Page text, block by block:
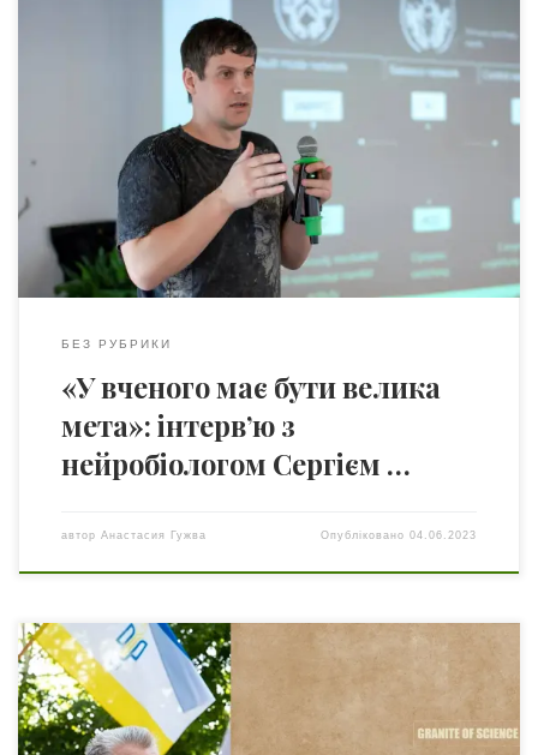
Вашій увазі інтерв’ю із українським вченим –
нейробіологом Сергієм Даніловим. Науковець розповів
про своє бачення науки, про те, хто такий справжній
вчений,а також поділився результатами своїх останніх
розробок – платформи для діагностики психічного
стану людини Anima. Статтю можна також прочитати
російською Сергій Данилов – нейробіолог, кандидат
біологічних наук, співзасновник та […]
БЕЗ РУБРИКИ
«У вченого має бути велика
мета»: інтерв’ю з
нейробіологом Сергієм …
автор Анастасия Гужва Опубліковано04.06.2023
Олексій Федорович нещодавно (21 січня 2023)
відсвяткував ювілей – 80 років! Вже більше 30 років він
очолює Всеукраїнську громадську організацію